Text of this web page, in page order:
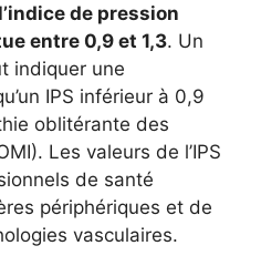
de pression
entre 0,9 et 1,3. Un
indiquer une
IPS inférieur à 0,9
oblitérante des
Les valeurs de l’IPS
de santé
périphériques et de
vasculaires.